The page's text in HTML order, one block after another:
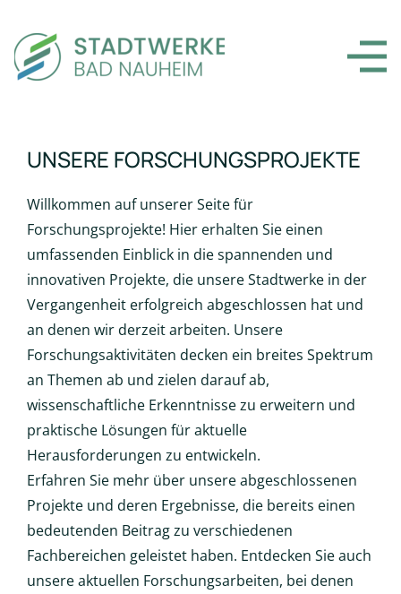
UNSERE FORSCHUNGSPROJEKTE
Willkommen auf unserer Seite für
Forschungsprojekte! Hier erhalten Sie einen
umfassenden Einblick in die spannenden und
innovativen Projekte, die unsere Stadtwerke in der
Vergangenheit erfolgreich abgeschlossen hat und
an denen wir derzeit arbeiten. Unsere
Forschungsaktivitäten decken ein breites Spektrum
an Themen ab und zielen darauf ab,
wissenschaftliche Erkenntnisse zu erweitern und
praktische Lösungen für aktuelle
Herausforderungen zu entwickeln.
Erfahren Sie mehr über unsere abgeschlossenen
Projekte und deren Ergebnisse, die bereits einen
bedeutenden Beitrag zu verschiedenen
Fachbereichen geleistet haben. Entdecken Sie auch
unsere aktuellen Forschungsarbeiten, bei denen